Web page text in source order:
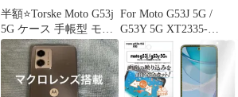
半額⭐️Torske Moto G53j
5G ケース 手帳型 モト
G53j
For Moto G53J 5G /
G53Y 5G XT2335-
5/A301MO 対応 透明 ク
リア 耐摩 軽量 落下防
止 衝撃なじむ 保護カバ
ー TPU素材 ソフトケー